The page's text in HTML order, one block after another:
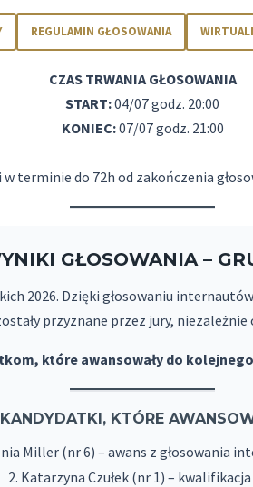
REGULAMIN GŁOSOWANIA
CZAS TRWANIA GŁOSOWANIA
START:04/07 godz. 20:00
KONIEC:07/07 godz. 21:00
terminie do 72h od zakończenia
GŁOSOWANIA –
2026. Dzięki głosowaniu
przyznane przez jury,
które awansowały do
KANDYDATKI, KTÓRE
Miller (nr 6) – awans z głosowania
2. Katarzyna Czułek (nr 1) –